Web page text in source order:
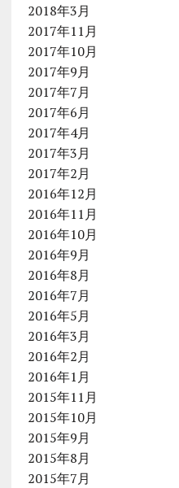
2018年3月
2017年11月
2017年10月
2017年9月
2017年7月
2017年6月
2017年4月
2017年3月
2017年2月
2016年12月
2016年11月
2016年10月
2016年9月
2016年8月
2016年7月
2016年5月
2016年3月
2016年2月
2016年1月
2015年11月
2015年10月
2015年9月
2015年8月
2015年7月